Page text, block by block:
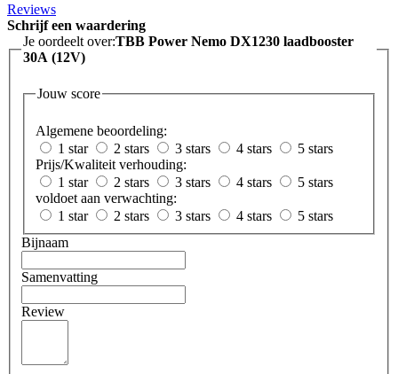
Reviews
Schrijf een waardering
Je oordeelt over:TBB Power Nemo DX1230 laadbooster
30A (12V)
Jouw score
Algemene beoordeling:
1 star
2 stars 3 stars 4 stars
5 stars
Prijs/Kwaliteit verhouding:
1 star
2 stars 3 stars 4 stars
5 stars
voldoet aan verwachting:
1 star
2 stars 3 stars 4 stars
5 stars
Bijnaam
Samenvatting
Review